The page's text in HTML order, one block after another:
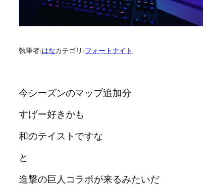
執筆者:はなカテゴリ:フォートナイト
今シーズンのマップ追加分
すげー好きかも
和のテイストですな
と
進撃の巨人コラボが来るみたいだ